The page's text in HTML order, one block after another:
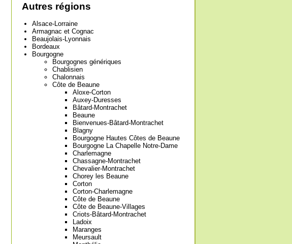
Autres régions
Alsace-Lorraine
Armagnac et Cognac
Beaujolais-Lyonnais
Bordeaux
Bourgogne
Bourgognes génériques
Chablisien
Chalonnais
Côte de Beaune
Aloxe-Corton
Auxey-Duresses
Bâtard-Montrachet
Beaune
Bienvenues-Bâtard-Montrachet
Blagny
Bourgogne Hautes Côtes de Beaune
Bourgogne La Chapelle Notre-Dame
Charlemagne
Chassagne-Montrachet
Chevalier-Montrachet
Chorey les Beaune
Corton
Corton-Charlemagne
Côte de Beaune
Côte de Beaune-Villages
Criots-Bâtard-Montrachet
Ladoix
Maranges
Meursault